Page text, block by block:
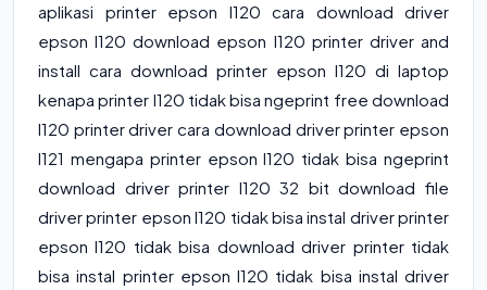
aplikasi printer epson l120 cara download driver
epson l120 download epson l120 printer driver and
install cara download printer epson l120 di laptop
kenapa printer l120 tidak bisa ngeprint free download
l120 printer driver cara download driver printer epson
l121 mengapa printer epson l120 tidak bisa ngeprint
download driver printer l120 32 bit download file
driver printer epson l120 tidak bisa instal driver printer
epson l120 tidak bisa download driver printer tidak
bisa instal printer epson l120 tidak bisa instal driver